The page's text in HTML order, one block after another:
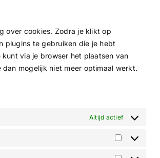
over cookies. Zodra je klikt op
plugins te gebruiken die je hebt
via je browser het plaatsen van
mogelijk niet meer optimaal werkt.
Altijd actief
Statistieken